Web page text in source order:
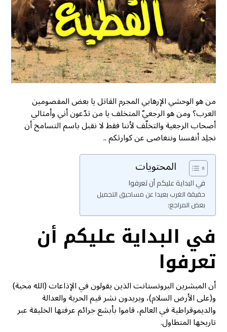
ﻣﻦ ﻫﻮ ﺍﻟﻮﺣﺸﻲ ﺍﻹﺭﻫﺎﺑﻲ ﺍﻟﻤﺠﺮﻡ ﺍﻟﻘﺎﺗﻞ ﻳﺎ ﺑﻌﺾ ﺍﻟﻤﻔﺼﻮﻣﻴﻦ
ﺍﻟﻌﺮﺏ؟ ﻭﻣﻦ ﻫﻮ ﺍﻟﺮﺟﻌﻲّ ﺍﻟﻤﺘﺨﻠﻒ ﻳﺎ ﻣﻦ ﺗﺪّﻋﻮﻥ ﺃﻧﻲ ﻭﺃﻣﺜﺎلي
أصحاب ﺍﻟﺮﺟﻌﻴﺔ ﻭﺍﻟﺘﺨﻠّﻒ لأننا فقط لا نقبل باسم التسامح أن
نجلِد أنفسنا ونتغاضى عن كوارثكم ..
المحتويات
في البداية عليكم أن تعرفوا
حقيقة الغرب بعيدا عن مساحيق التجميل
بعض المراجع:
في البداية عليكم أن
تعرفوا
أن المبشرين البروتستانت الذين يقولون في الإذاعات (الله محبة)
و(على الأرض السلام)، ويريدون نشر قيم الحرية والعدالة
والديموقراطية في العالم، قاموا بأبشع جرائم عرفتها الخليقة عبر
تاريخها المتطاول.